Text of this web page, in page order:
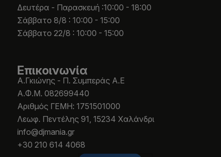
Δευτέρα - Παρασκευή :10:00 - 18:00
Σάββατο 8/8 : 10:00 - 15:00
Σάββατο 22/8 : 10:00 - 15:00
Επικοινωνία
Α.Γκιώνης - Π. Συμπεράς Α.Ε
Α.Φ.Μ. 082699440
Aριθμός ΓΕΜΗ: 1751501000
Λεωφ. Πεντέλης 91, 15234 Χαλάνδρι
info@djmania.gr
+30 210 614 4068